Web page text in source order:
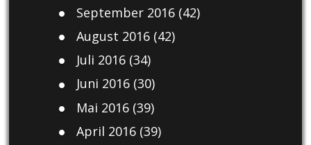
September 2016(42)
August 2016(42)
Juli 2016(34)
Juni 2016(30)
Mai 2016(39)
April 2016(39)